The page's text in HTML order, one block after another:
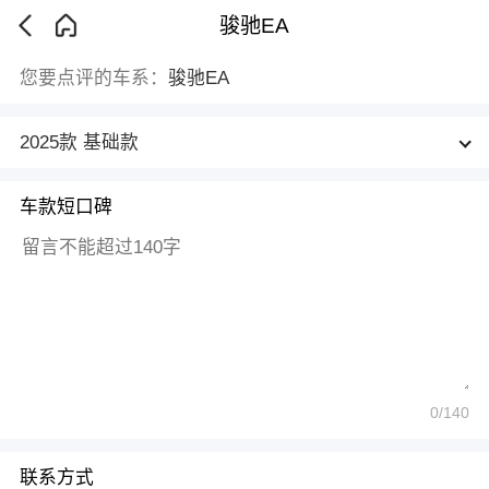
骏驰EA
您要点评的车系： 骏驰EA
2025款 基础款
车款短口碑
0/140
联系方式